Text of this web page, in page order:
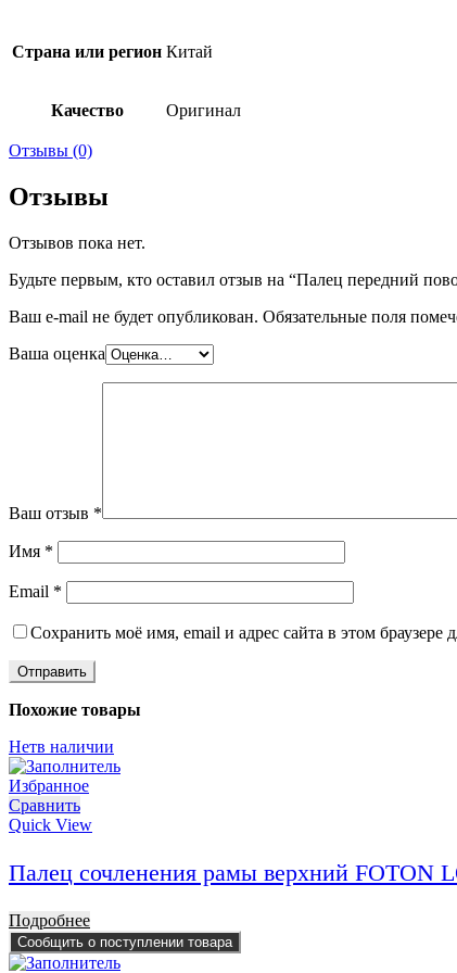
Страна или регион Китай
Качество Оригинал
Отзывы (0)
Отзывы
Отзывов пока нет.
Будьте первым, кто оставил отзыв на “Палец передний
Ваш e-mail не будет опубликован. Обязательные поля
Ваша оценка
Ваш отзыв *
Имя *
Email *
Сохранить моё имя, email и адрес сайта в этом
Похожие товары
Нетв наличии
Избранное
Сравнить
Quick View
Палец сочленения рамы верхний FOTON
Подробнее
Сообщить о поступлении товара